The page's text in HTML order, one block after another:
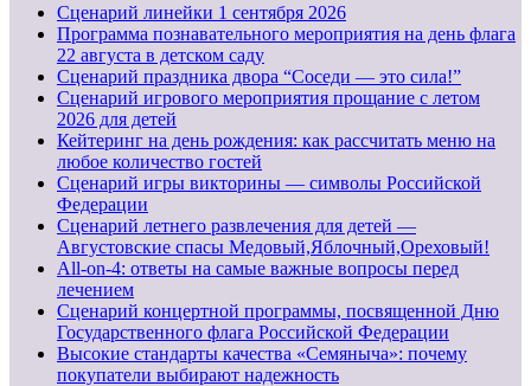
Cценарий линейки 1 сентября 2026
Программа познавательного мероприятия на день флага
22 августа в детском саду
Сценарий праздника двора “Соседи — это сила!”
Сценарий игрового мероприятия прощание с летом
2026 для детей
Кейтеринг на день рождения: как рассчитать меню на
любое количество гостей
Сценарий игры викторины — символы Российской
Федерации
Сценарий летнего развлечения для детей —
Августовские спасы Медовый,Яблочный,Ореховый!
All-on-4: ответы на самые важные вопросы перед
лечением
Сценарий концертной программы, посвященной Дню
Государственного флага Российской Федерации
Высокие стандарты качества «Семяныча»: почему
покупатели выбирают надежность